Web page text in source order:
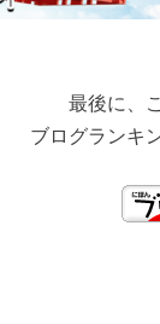
最後に、
ブログランキ